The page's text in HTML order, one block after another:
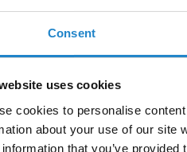
Consent
uses cookies
cookies to personalise
about your use of our site
that you’ve
funkcji, które
Obsługa materiałów:
Obsługa linii
ciągłe i wydajne